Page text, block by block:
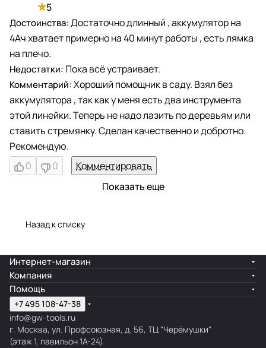
5
Достаточно длинный , аккумулятор на
4Ач хватает примерно на 40 минут работы , есть лямка
на плечо.
Пока всё устраивает.
Хороший помощник в саду. Взял без
аккумулятора , так как у меня есть два инструмента
этой линейки. Теперь не надо лазить по деревьям или
ставить стремянку. Сделан качественно и добротно.
Рекомендую.
0
0
Комментировать
Показать еще
Назад к списку
Интернет-магазин
Компания
Помощь
+7 495 108-47-38
info@gw-tools.ru
г. Москва, ул. Профсоюзная, д. 56, ТЦ "Черёмушки"
(этаж 1, павильон 1А-24)